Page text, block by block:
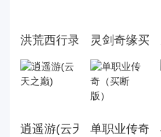
洪荒西行录代金版灵剑奇缘买
逍遥游(云天之巅)单职业传奇